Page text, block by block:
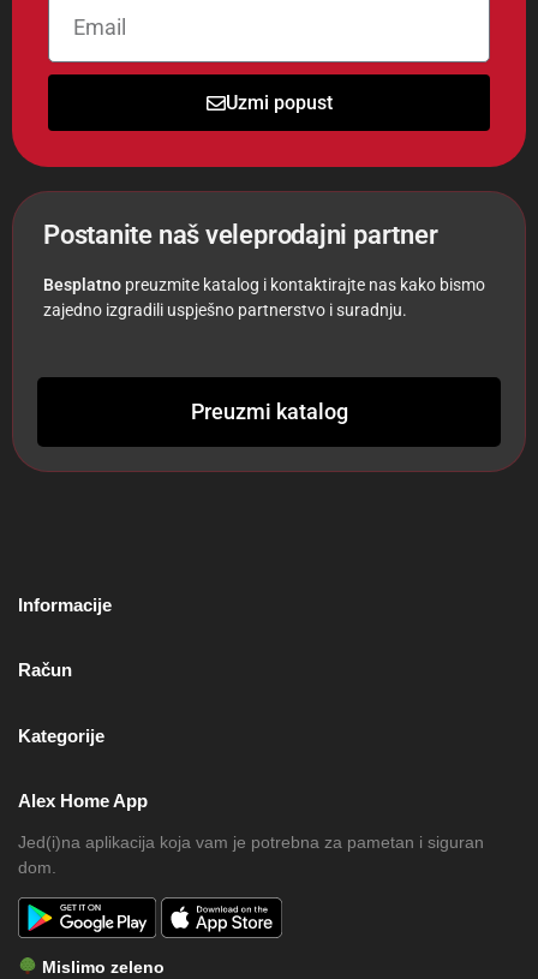
Uzmi popust
Postanite naš veleprodajni partner
Besplatno preuzmite katalog i kontaktirajte nas kako bismo
zajedno izgradili uspješno partnerstvo i suradnju.
Preuzmi katalog
Informacije
Račun
Kategorije
Alex Home App
Jed(i)na aplikacija koja vam je potrebna za pametan i siguran
dom.
Mislimo zeleno